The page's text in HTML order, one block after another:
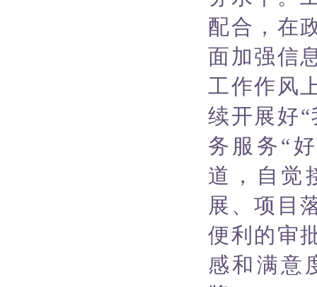
配合，在
面加强信
工作作风
续开展好
务服务“
道，自觉
展、项目
便利的审
感和满意